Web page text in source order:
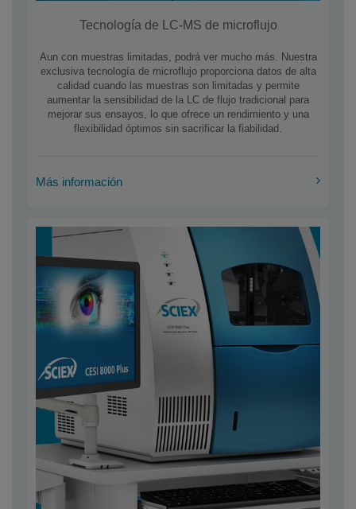
Tecnología de LC-MS de microflujo
Aun con muestras limitadas, podrá ver mucho más. Nuestra
exclusiva tecnología de microflujo proporciona datos de alta
calidad cuando las muestras son limitadas y permite
aumentar la sensibilidad de la LC de flujo tradicional para
mejorar sus ensayos, lo que ofrece un rendimiento y una
flexibilidad óptimos sin sacrificar la fiabilidad.
Más información